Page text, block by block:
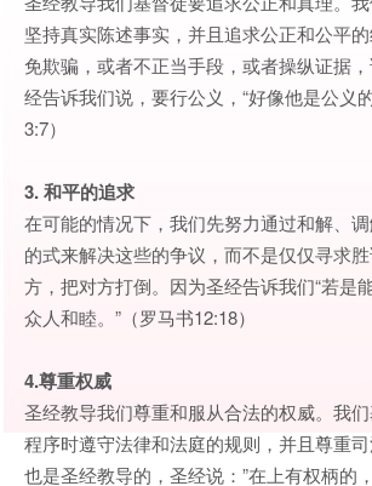
坚持真实陈述事实，并且追求公正和公平
免欺骗，或者不正当手段，或者操纵证据
经告诉我们说，要行公义，“好像他是公义
3:7）
3. 和平的追求
在可能的情况下，我们先努力通过和解、
的式来解决这些的争议，而不是仅仅寻求
方，把对方打倒。因为圣经告诉我们“若是
众人和睦。”（罗马书12:18）
4.尊重权威
圣经教导我们尊重和服从合法的权威。我
程序时遵守法律和法庭的规则，并且尊重
也是圣经教导的，圣经说：”在上有权柄的